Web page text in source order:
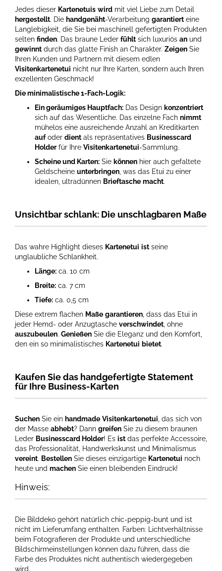
Jedes dieser Kartenetuis wird mit viel Liebe zum Detail
hergestellt. Die handgenäht-Verarbeitung garantiert eine
Langlebigkeit, die Sie bei maschinell gefertigten Produkten
selten finden. Das braune Leder fühlt sich luxuriös an und
gewinnt durch das glatte Finish an Charakter. Zeigen Sie
Ihren Kunden und Partnern mit diesem edlen
Visitenkartenetui nicht nur Ihre Karten, sondern auch Ihren
exzellenten Geschmack!
Die minimalistische 1-Fach-Logik:
Ein geräumiges Hauptfach: Das Design konzentriert
sich auf das Wesentliche. Das einzelne Fach nimmt
mühelos eine ausreichende Anzahl an Kreditkarten
aufoder dient als repräsentatives Businesscard
Holderfür Ihre Visitenkartenetui-Sammlung.
Scheine und Karten: Sie können hier auch gefaltete
Geldscheine unterbringen , was das Etui zu einer
idealen, ultradünnen Brieftasche macht.
Unsichtbar schlank: Die unschlagbaren Maße
Das wahre Highlight dieses Kartenetui ist seine
unglaubliche Schlankheit.
Länge: ca. 10 cm
Breite: ca. 7 cm
Tiefe: ca. 0,5 cm
Diese extrem flachen Maße garantieren , dass das Etui in
jeder Hemd- oder Anzugtasche verschwindet , ohne
auszubeulen. Genießen Sie die Eleganz und den Komfort,
den ein so minimalistisches Kartenetui bietet.
Kaufen Sie das handgefertigte Statement
für Ihre Business-Karten
Suchen Sie ein handmade Visitenkartenetui , das sich von
der Masse abhebt? Dann greifen Sie zu diesem braunen
Leder Businesscard Holder! Es ist das perfekte Accessoire,
das Professionalität, Handwerkskunst und Minimalismus
vereint. Bestellen Sie dieses einzigartige Kartenetui noch
heute und machen Sie einen bleibenden Eindruck!
Hinweis:
Die Bilddeko gehört natürlich chic-peppig-bunt und ist
nicht im Lieferumfang enthalten. Farben: Lichtverhältnisse
beim Fotografieren der Produkte und unterschiedliche
Bildschirmeinstellungen können dazu führen, dass die
Farbe des Produktes nicht authentisch wiedergegeben
wird.​